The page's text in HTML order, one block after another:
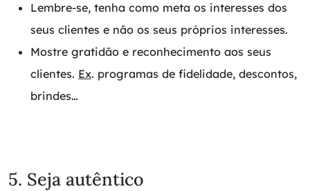
Lembre-se, tenha como meta os interesses dos
seus clientes e não os seus próprios interesses.
Mostre gratidão e reconhecimento aos seus
clientes. Ex. programas de fidelidade, descontos,
brindes…
5. Seja autêntico